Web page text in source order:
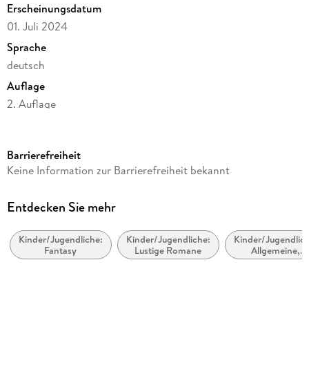
Erscheinungsdatum
01. Juli 2024
Sprache
deutsch
Auflage
2. Auflage
Altersempfehlung
Reihe
Autor/Autorin
Angela Sommer-Bodenburg
Barrierefreiheit
Keine Information zur Barrierefreiheit bekannt
Entdecken Sie mehr
Kinder/Jugendliche:
Fantasy
Kinder/Jugendliche:
Lustige Romane
Kinder/
Allgemeine,
moderne und